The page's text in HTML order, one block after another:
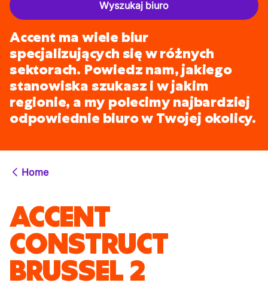
Wyszukaj biuro
Accent ma wiele biur
specjalizujących się w różnych
sektorach. Powiedz nam, jakiego
stanowiska szukasz i w jakim
regionie, a my polecimy najbardziej
odpowiednie biuro w Twojej okolicy.
Home
ACCENT
CONSTRUCT
BRUSSEL 2